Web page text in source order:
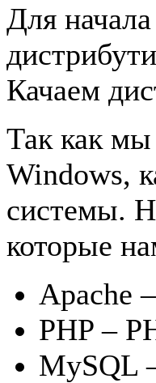
Для
Качаем
Так как
Windows,
системы.
которые
Apache
PHP –
MySQL